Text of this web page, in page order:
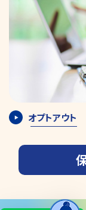
オプトアウト